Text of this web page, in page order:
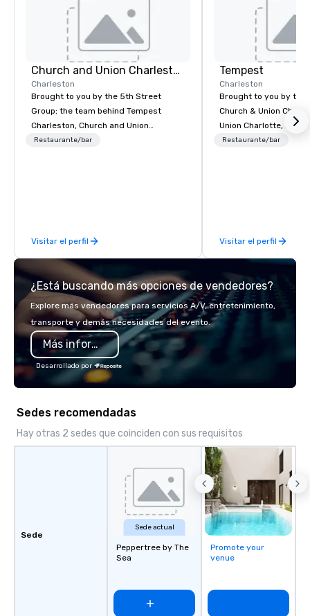
Church and Union Charleston
Charleston
Brought to you by the 5th Street
Group; the team behind Tempest
Charleston, Church and Union
Charlotte, La Belle Helene Charlotte,
Restaurante/bar
Visitar el perfil
Tempest
Charleston
Brought to you by the
Church & Union
Union Charlotte, La
Church & Union
hyper-local,
Atlantic seafood, with
Jamie Lynch,
Cook, and Chef Adam
Tempest’s
single, double and
Restaurante/bar
Visitar el perfil
¿Está buscando más opciones de vendedores?
Explore más vendedores para servicios A/V, entretenimiento,
transporte y demás necesidades del evento.
Más información
Desarrollado por
Sedes recomendadas
Hay otras 2 sedes que coinciden con sus requisitos
Sede
Sede actual
Peppertree by The
Sea
Promote your
venue